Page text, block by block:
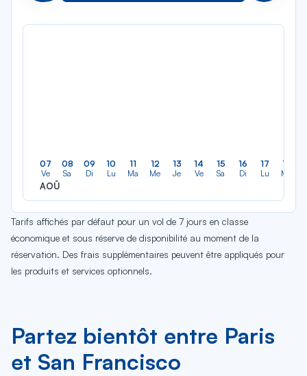
07
Ve
AOÛ
08
Sa
09
Di
10
Lu
11
Ma
12
Me
13
Je
14
Ve
15
Sa
16
Di
17
Lu
18
Ma
Tarifs affichés par défaut pour un vol de 7 jours en classe
économique et sous réserve de disponibilité au moment de la
réservation. Des frais supplémentaires peuvent être appliqués pour
les produits et services optionnels.
Partez bientôt entre Paris
et San Francisco